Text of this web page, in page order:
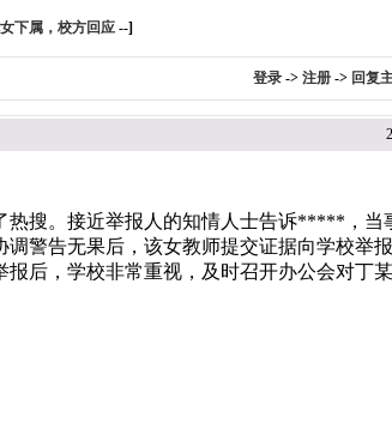
下属，校方回应--]
登录 -> 注册 -> 回复
搜。 接近举报人的知情人士告诉*****，当
警告无果后，该女教师提交证据向学校举报
后，学校非常重视，及时召开办公会对丁